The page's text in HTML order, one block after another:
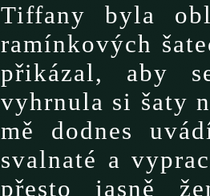
Tiffany byla
ramínkových
přikázal, aby
vyhrnula si šaty
mě dodnes
svalnaté a
přesto jasně